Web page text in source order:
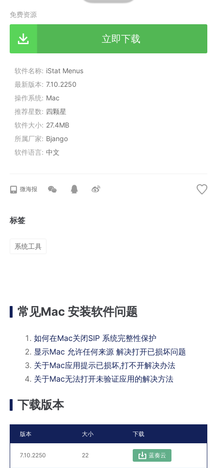
免费资源
立即下载
软件名称 iStat Menus
最新版本 7.10.2250
操作系统
Mac
推荐星数
四颗星
软件大小 27.4MB
所属厂家
Bjango
软件语言 中文
微海报
标签
系统工具
常见Mac 安装软件问题
如何在Mac关闭SIP 系统完整性保护
显示Mac 允许任何来源 解决打开已损坏问题
关于Mac应用提示已损坏,打不开解决办法
关于Mac无法打开未验证应用的解决方法
下载版本
版本 大小 下载
7.10.2250 22 蓝奏云